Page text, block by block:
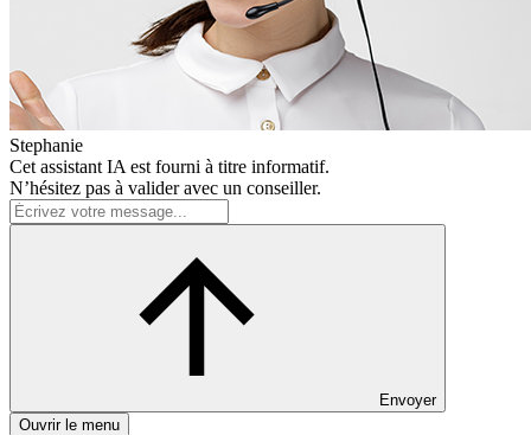
Stephanie
Cet assistant IA est fourni à titre informatif.
N’hésitez pas à valider avec un conseiller.
Envoyer
Ouvrir le menu